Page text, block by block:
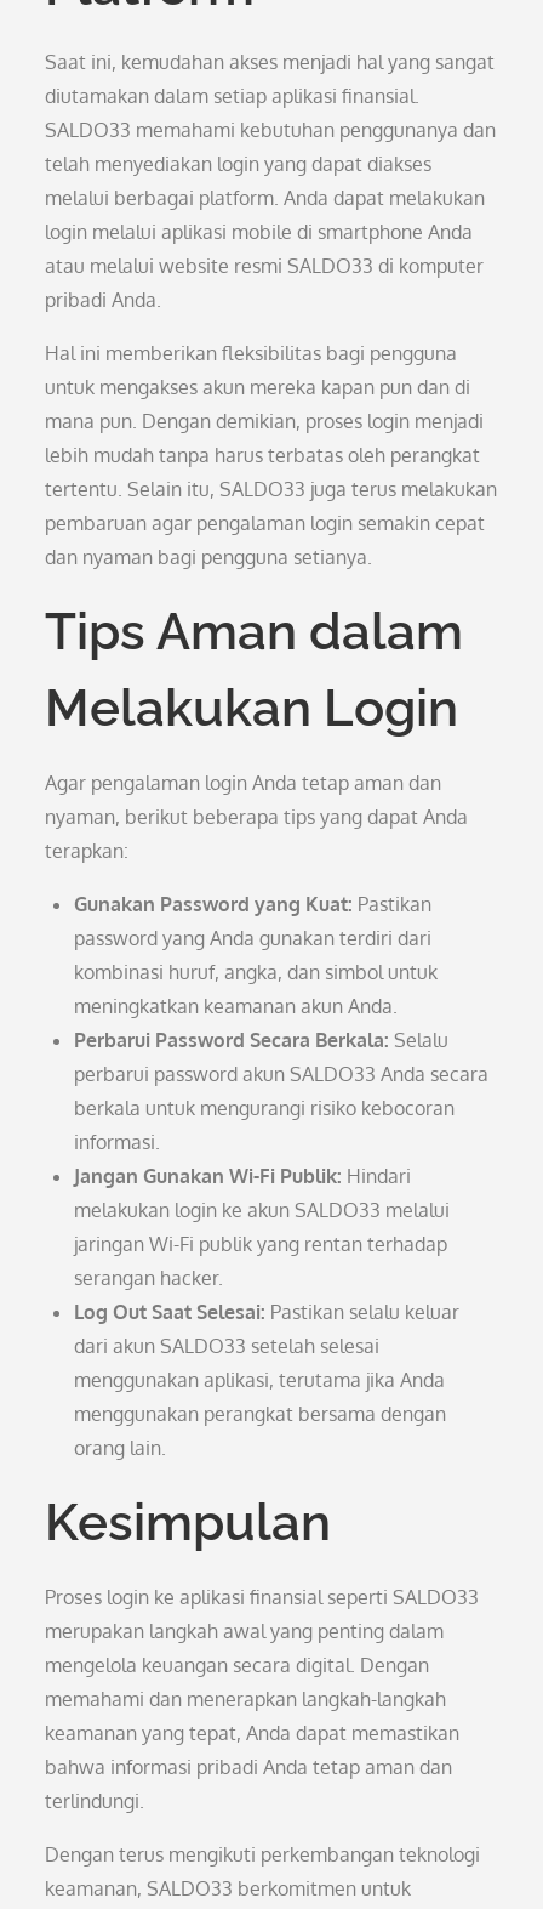
Saat ini, kemudahan akses menjadi hal yang sangat
diutamakan dalam setiap aplikasi finansial.
SALDO33 memahami kebutuhan penggunanya dan
telah menyediakan login yang dapat diakses
melalui berbagai platform. Anda dapat melakukan
login melalui aplikasi mobile di smartphone Anda
atau melalui website resmi SALDO33 di komputer
pribadi Anda.
Hal ini memberikan fleksibilitas bagi pengguna
untuk mengakses akun mereka kapan pun dan di
mana pun. Dengan demikian, proses login menjadi
lebih mudah tanpa harus terbatas oleh perangkat
tertentu. Selain itu, SALDO33 juga terus melakukan
pembaruan agar pengalaman login semakin cepat
dan nyaman bagi pengguna setianya.
Tips Aman dalam
Melakukan Login
Agar pengalaman login Anda tetap aman dan
nyaman, berikut beberapa tips yang dapat Anda
terapkan:
Gunakan Password yang Kuat: Pastikan
password yang Anda gunakan terdiri dari
kombinasi huruf, angka, dan simbol untuk
meningkatkan keamanan akun Anda.
Perbarui Password Secara Berkala: Selalu
perbarui password akun SALDO33 Anda secara
berkala untuk mengurangi risiko kebocoran
informasi.
Jangan Gunakan Wi-Fi Publik: Hindari
melakukan login ke akun SALDO33 melalui
jaringan Wi-Fi publik yang rentan terhadap
serangan hacker.
Log Out Saat Selesai: Pastikan selalu keluar
dari akun SALDO33 setelah selesai
menggunakan aplikasi, terutama jika Anda
menggunakan perangkat bersama dengan
orang lain.
Kesimpulan
Proses login ke aplikasi finansial seperti SALDO33
merupakan langkah awal yang penting dalam
mengelola keuangan secara digital. Dengan
memahami dan menerapkan langkah-langkah
keamanan yang tepat, Anda dapat memastikan
bahwa informasi pribadi Anda tetap aman dan
terlindungi.
Dengan terus mengikuti perkembangan teknologi
keamanan, SALDO33 berkomitmen untuk